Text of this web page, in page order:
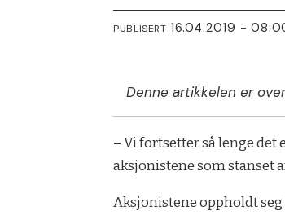
PUBLISERT 16.04.2019 -
Denne artikkelen er
– Vi fortsetter så lenge det
aksjonistene som stanset
Aksjonistene oppholdt